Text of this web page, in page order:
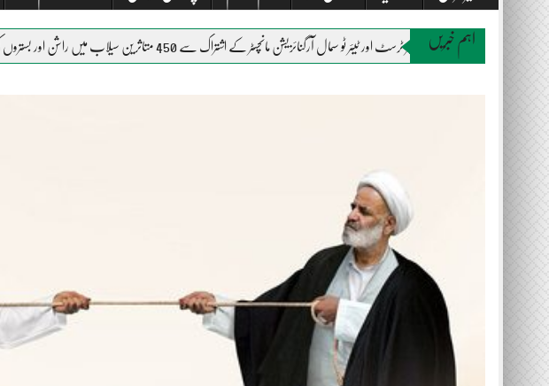
اہم خبریں
المصطفیٰ ویلفیئر ٹرسٹ اور ٹیئر ٹو سمال آرگنائزیشن مانچسٹر کے اشتراک سے 450 متاثرین سیلاب میں راشن اور بستروں کی تقسیم